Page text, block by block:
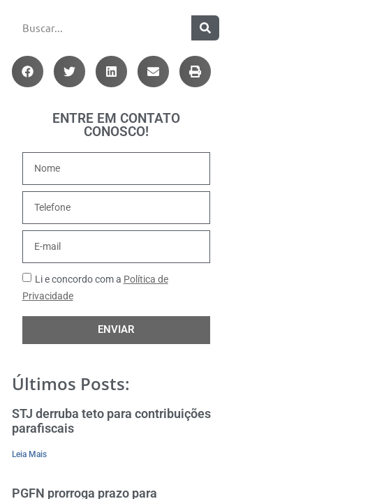
ENTRE EM CONTATO
CONOSCO!
Li e concordo com a Política de
Privacidade
ENVIAR
Últimos Posts:
STJ derruba teto para contribuições
parafiscais
Leia Mais
PGFN prorroga prazo para